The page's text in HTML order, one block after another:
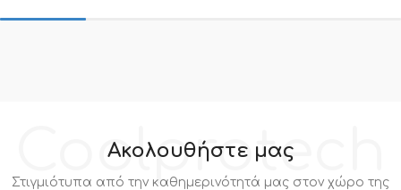
Coolprotech
Ακολουθήστε μας
Στιγμιότυπα από την καθημερινότητά μας στον χώρο της